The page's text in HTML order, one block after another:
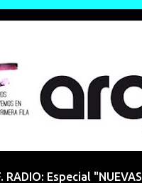
RADIO: Especial "NUEVAS
& THE SPANGLES